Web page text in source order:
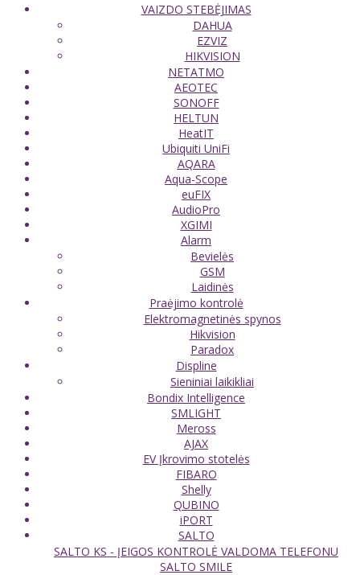
VAIZDO STEBĖJIMAS
DAHUA
EZVIZ
HIKVISION
NETATMO
AEOTEC
SONOFF
HELTUN
HeatIT
Ubiquiti UniFi
AQARA
Aqua-Scope
euFIX
AudioPro
XGIMI
Alarm
Bevielės
GSM
Laidinės
Praėjimo kontrolė
Elektromagnetinės spynos
Hikvision
Paradox
Displine
Sieniniai laikikliai
Bondix Intelligence
SMLIGHT
Meross
AJAX
EV Įkrovimo stotelės
FIBARO
Shelly
QUBINO
iPORT
SALTO
SALTO KS - ĮEIGOS KONTROLĖ VALDOMA TELEFONU
SALTO SMILE